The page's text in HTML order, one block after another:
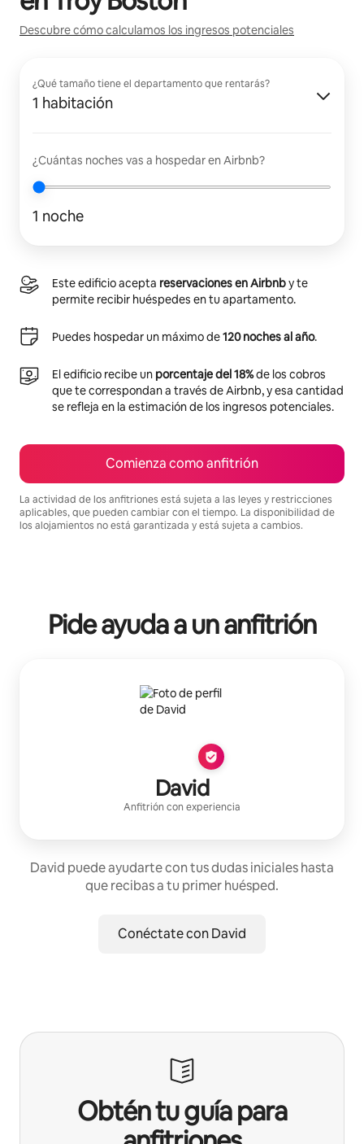
Descubre cómo calculamos los ingresos potenciales
¿Qué tamaño tiene el departamento que rentarás?
1 habitación
¿Cuántas noches vas a hospedar en Airbnb?
1 noche
Este edificio acepta reservaciones en Airbnby te
permite recibir huéspedes en tu apartamento.
Puedes hospedar un máximo de120 noches al año.
El edificio recibe un porcentaje del 18%de los cobros
que te correspondan a través de Airbnb, y esa cantidad
se refleja en la estimación de los ingresos potenciales.
Comienza como anfitrión
La actividad de los anfitriones está sujeta a las leyes y restricciones
aplicables, que pueden cambiar con el tiempo. La disponibilidad de
los alojamientos no está garantizada y está sujeta a cambios.
Pide ayuda a un anfitrión
David
Anfitrión con experiencia
David puede ayudarte con tus dudas iniciales hasta
que recibas a tu primer huésped.
Conéctate con David
Obtén tu guía para